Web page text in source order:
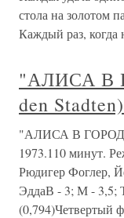
стола на золотом
Каждый раз, когда
"АЛИСА В
den
"АЛИСА В
1973.110 минут.
Рюдигер Фоглер,
ЭддаВ - 3; М - 3,5;
(0,794)Четвертый